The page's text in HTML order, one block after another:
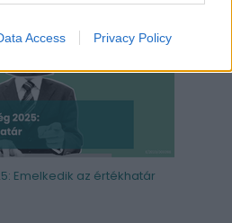
Access Privacy Policy
Emelkedik az értékhatár